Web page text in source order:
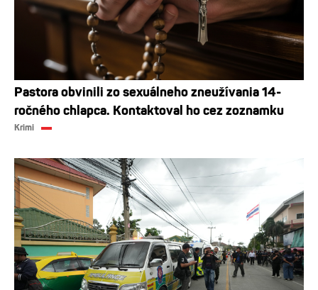
Pastora obvinili zo sexuálneho zneužívania 14-
ročného chlapca. Kontaktoval ho cez zoznamku
Krimi